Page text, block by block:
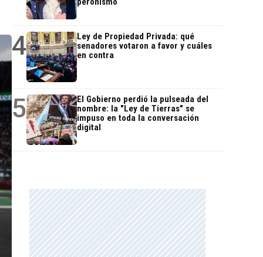
4
Ley de Propiedad Privada: qué
senadores votaron a favor y cuáles
en contra
5
El Gobierno perdió la pulseada del
nombre: la "Ley de Tierras" se
impuso en toda la conversación
digital